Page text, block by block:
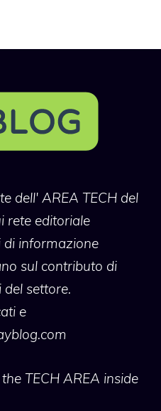
dell' AREA TECH del
rete editoriale
di informazione
sul contributo di
settore.
e
TECH AREA inside